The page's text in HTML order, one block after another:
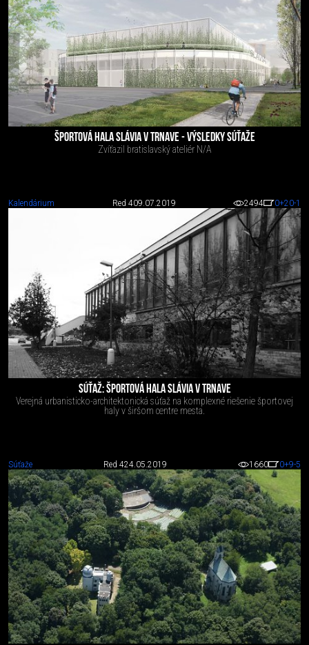
ŠPORTOVÁ HALA SLÁVIA V TRNAVE - VÝSLEDKY SÚŤAŽE
Zvíťazil bratislavský ateliér N/A
Kalendárium Red 409.07.2019 2494 0+20-1
SÚŤAŽ: ŠPORTOVÁ HALA SLÁVIA V TRNAVE
Verejná urbanisticko-architektonická súťaž na komplexné riešenie športovej
haly v širšom centre mesta.
Súťaže Red 424.05.2019 1660 0+9-5